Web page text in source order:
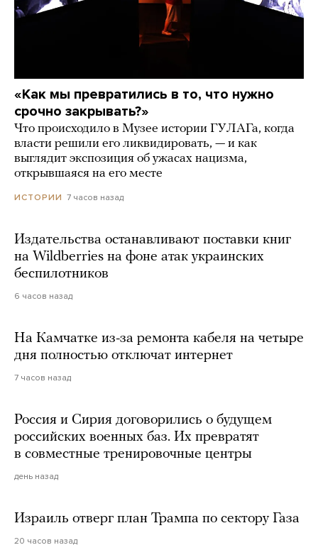
«Как мы превратились в то, что нужно
срочно закрывать?»
Что происходило в Музее истории ГУЛАГа, когда
власти решили его ликвидировать, — и как
выглядит экспозиция об ужасах нацизма,
открывшаяся на его месте
ИСТОРИИ 7 часов назад
Издательства останавливают поставки книг
на Wildberries на фоне атак украинских
беспилотников
6 часов назад
На Камчатке из-за ремонта кабеля на четыре
дня полностью отключат интернет
7 часов назад
Россия и Сирия договорились о будущем
российских военных баз. Их превратят
в совместные тренировочные центры
день назад
Израиль отверг план Трампа по сектору Газа
20 часов назад